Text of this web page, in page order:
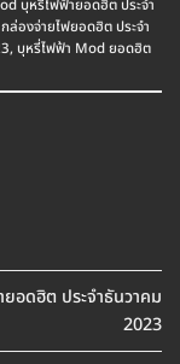
บุหรี่ไฟฟ้ายอดฮิต ประจำ
กล่องจ่ายไฟยอดฮิต ประจำ
, บุหรี่ไฟฟ้า Mod ยอดฮิต
ยอดฮิต ประจำธันวาคม
2023